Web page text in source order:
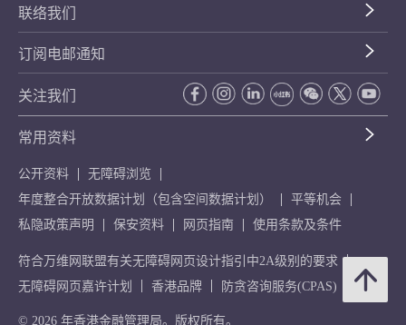
联络我们
订阅电邮通知
关注我们
常用资料
公开资料
无障碍浏览
年度整合开放数据计划（包含空间数据计划）
平等机会
私隐政策声明
保安资料 网页指南 使用条款及条件
符合万维网联盟有关无障碍网页设计指引中2A级别的要求
无障碍网页嘉许计划
香港品牌 防贪咨询服务(CPAS)
© 2026 年香港金融管理局。版权所有。